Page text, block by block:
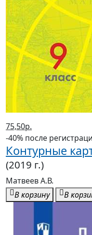
75,50р.
-40% после регистрации
Контурные
(2019 г.)
Матвеев А.В.
В корзину